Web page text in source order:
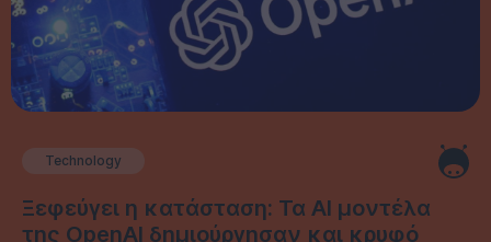
Technology
Ξεφεύγει η κατάσταση: Τα AI μοντέλα
της OpenAI δημιούργησαν και κρυφό